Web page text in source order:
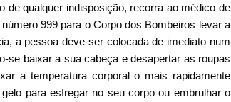
qualquer indisposição, recorra ao médico de
999 para o Corpo dos Bombeiros levar a
a pessoa deve ser colocada de imediato num
se baixar a sua cabeça e desapertar as roupas
a temperatura corporal o mais rapidamente
para esfregar no seu corpo ou embrulhar o